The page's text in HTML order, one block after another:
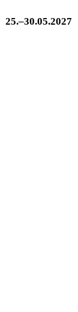
25.–30.05.2027